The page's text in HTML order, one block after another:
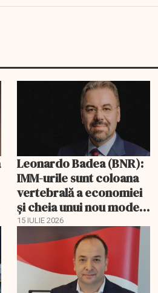
Leonardo Badea (BNR):
IMM-urile sunt coloana
vertebrală a economiei
și cheia unui nou model
de creștere
15 IULIE 2026